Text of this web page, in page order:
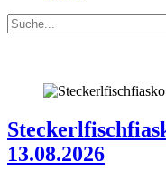
13.08.2026